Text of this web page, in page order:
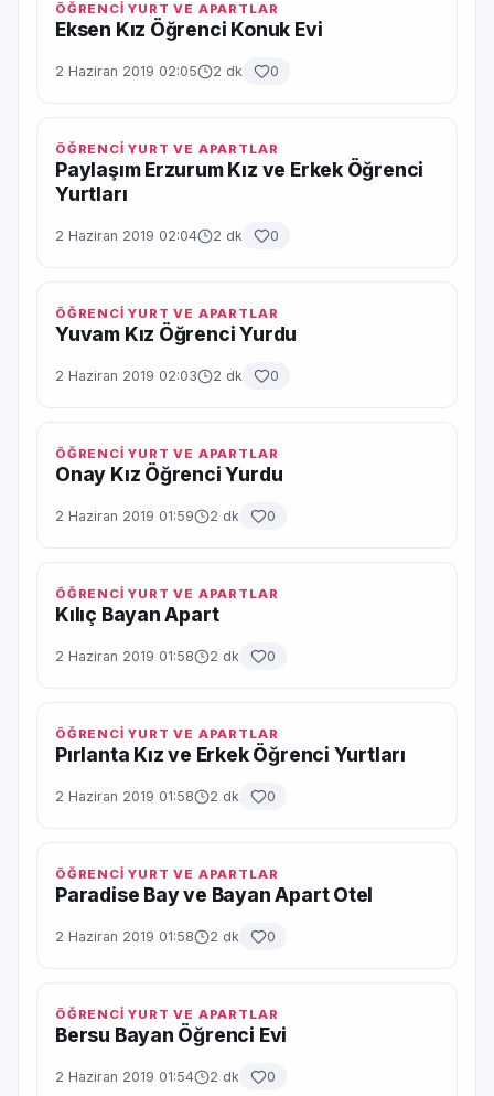
ÖĞRENCİ YURT VE APARTLAR
Eksen Kız Öğrenci Konuk Evi
2 Haziran 2019 02:05 2 dk 0
ÖĞRENCİ YURT VE APARTLAR
Paylaşım Erzurum Kız ve Erkek Öğrenci
Yurtları
2 Haziran 2019 02:04 2 dk 0
ÖĞRENCİ YURT VE APARTLAR
Yuvam Kız Öğrenci Yurdu
2 Haziran 2019 02:03 2 dk 0
ÖĞRENCİ YURT VE APARTLAR
Onay Kız Öğrenci Yurdu
2 Haziran 2019 01:59 2 dk 0
ÖĞRENCİ YURT VE APARTLAR
Kılıç Bayan Apart
2 Haziran 2019 01:58 2 dk 0
ÖĞRENCİ YURT VE APARTLAR
Pırlanta Kız ve Erkek Öğrenci Yurtları
2 Haziran 2019 01:58 2 dk 0
ÖĞRENCİ YURT VE APARTLAR
Paradise Bay ve Bayan Apart Otel
2 Haziran 2019 01:58 2 dk 0
ÖĞRENCİ YURT VE APARTLAR
Bersu Bayan Öğrenci Evi
2 Haziran 2019 01:54 2 dk 0